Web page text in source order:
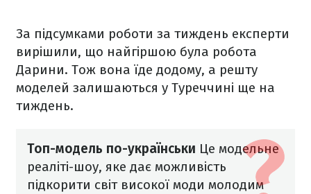
За підсумками роботи за тиждень експерти
вирішили, що найгіршою була робота
Дарини. Тож вона їде додому, а решту
моделей залишаються у Туреччині ще на
тиждень.
Топ-модель по-українськи Це модельне
реаліті-шоу, яке дає можливість
підкорити світ високої моди молодим